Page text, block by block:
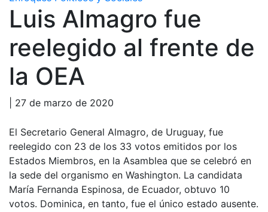
Luis Almagro fue
reelegido al frente de
la OEA
| 27 de marzo de 2020
El Secretario General Almagro, de Uruguay, fue
reelegido con 23 de los 33 votos emitidos por los
Estados Miembros, en la Asamblea que se celebró en
la sede del organismo en Washington. La candidata
María Fernanda Espinosa, de Ecuador, obtuvo 10
votos. Dominica, en tanto, fue el único estado ausente.